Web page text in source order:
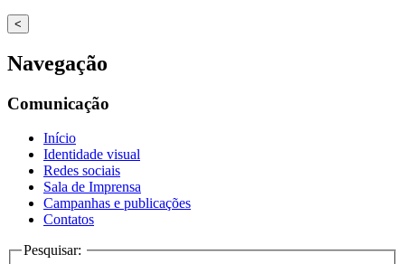
<
Navegação
Comunicação
Início
Identidade visual
Redes sociais
Sala de Imprensa
Campanhas e publicações
Contatos
Pesquisar: